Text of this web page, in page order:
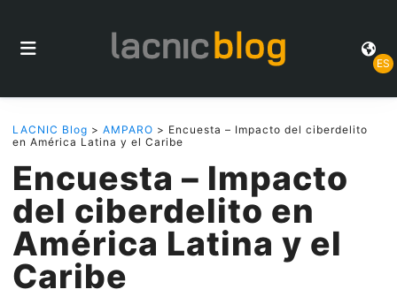
ES
LACNIC Blog > AMPARO > Encuesta – Impacto del ciberdelito
en América Latina y el Caribe
Encuesta – Impacto
del ciberdelito en
América Latina y el
Caribe